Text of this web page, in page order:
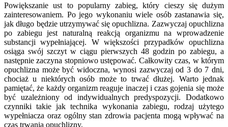
Powiększanie ust to popularny zabieg, który cieszy się dużym
zainteresowaniem. Po jego wykonaniu wiele osób zastanawia się,
jak długo będzie utrzymywać się opuchlizna. Zazwyczaj opuchlizna
po zabiegu jest naturalną reakcją organizmu na wprowadzenie
substancji wypełniającej. W większości przypadków opuchlizna
osiąga swój szczyt w ciągu pierwszych 48 godzin po zabiegu, a
następnie zaczyna stopniowo ustępować. Całkowity czas, w którym
opuchlizna może być widoczna, wynosi zazwyczaj od 3 do 7 dni,
chociaż u niektórych osób może to trwać dłużej. Warto jednak
pamiętać, że każdy organizm reaguje inaczej i czas gojenia się może
być uzależniony od indywidualnych predyspozycji. Dodatkowo
czynniki takie jak technika wykonania zabiegu, rodzaj użytego
wypełniacza oraz ogólny stan zdrowia pacjenta mogą wpływać na
czas trwania opuchlizny.